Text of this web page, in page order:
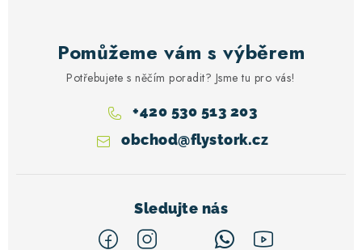
Pomůžeme vám s výběrem
Potřebujete s něčím poradit? Jsme tu pro vás!
obchod@flystork.cz
+420 530 513 203